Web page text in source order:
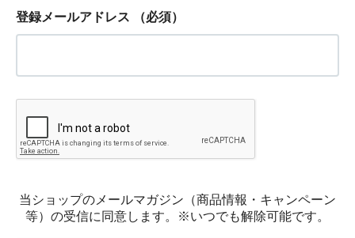
登録メールアドレス （必須）
当ショップのメールマガジン（商品情報・キャンペーン
等）の受信に同意します。※いつでも解除可能です。